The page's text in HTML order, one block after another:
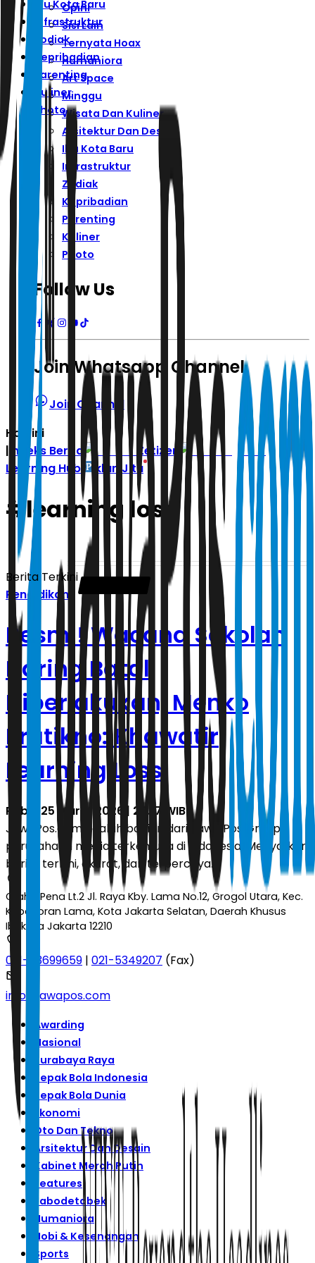
Ibu Kota Baru
Infrastruktur
Zodiak
Kepribadian
Parenting
Kuliner
Photo
Opini
Sisi Lain
Ternyata Hoax
Humaniora
Art Space
Minggu
Wisata Dan Kuliner
Arsitektur Dan Desain
Ibu Kota Baru
Infrastruktur
Zodiak
Kepribadian
Parenting
Kuliner
Photo
Follow Us
Join Whatsapp Channel
Join Channel
Hari ini
| Indeks Berita
Zetizen
Learning Hub
Iklan Jitu
#learning loss
Berita Terkini
Pendidikan
Resmi! Wacana Sekolah
Daring Batal
Diberlakukan, Menko
Pratikno: Khawatir
Learning Loss
Rabu, 25 Maret 2026 | 20.17 WIB
JawaPos.com adalah bagian dari Jawa Pos Group,
perusahaan media terkemuka di Indonesia. Menyajikan
berita terkini, akurat, dan terpercaya.
Graha Pena Lt.2 Jl. Raya Kby. Lama No.12, Grogol Utara, Kec.
Kebayoran Lama, Kota Jakarta Selatan, Daerah Khusus
Ibukota Jakarta 12210
021-53699659 | 021-5349207 (Fax)
info@jawapos.com
Awarding
Nasional
Surabaya Raya
Sepak Bola Indonesia
Sepak Bola Dunia
Ekonomi
Oto Dan Tekno
Arsitektur Dan Desain
Kabinet Merah Putih
Features
Jabodetabek
Humaniora
Hobi & Kesenangan
Sports